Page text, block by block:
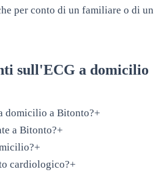
per conto di un familiare o di un
sull'ECG a domicilio
domicilio a Bitonto?+
a Bitonto?+
+
cardiologico?+